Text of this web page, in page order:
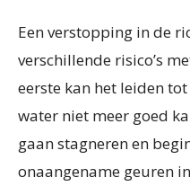
Een verstopping in de
verschillende risico’s
eerste kan het leiden
water niet meer goed
gaan stagneren en
onaangename geuren